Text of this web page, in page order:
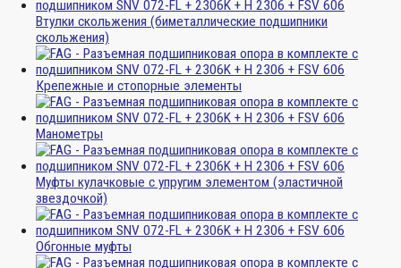
Втулки скольжения (биметаллические подшипники
скольжения)
Крепежные и стопорные элементы
Манометры
Муфты кулачковые с упругим элементом (эластичной
звездочкой)
Обгонные муфты